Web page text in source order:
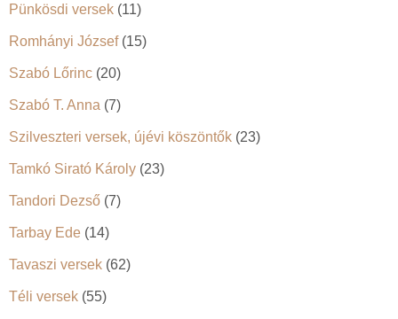
Pünkösdi versek (11)
Romhányi József(15)
Szabó Lőrinc (20)
Szabó T. Anna (7)
Szilveszteri versek, újévi köszöntők (23)
Tamkó Sirató Károly (23)
Tandori Dezső (7)
Tarbay Ede (14)
Tavaszi versek (62)
Téli versek (55)